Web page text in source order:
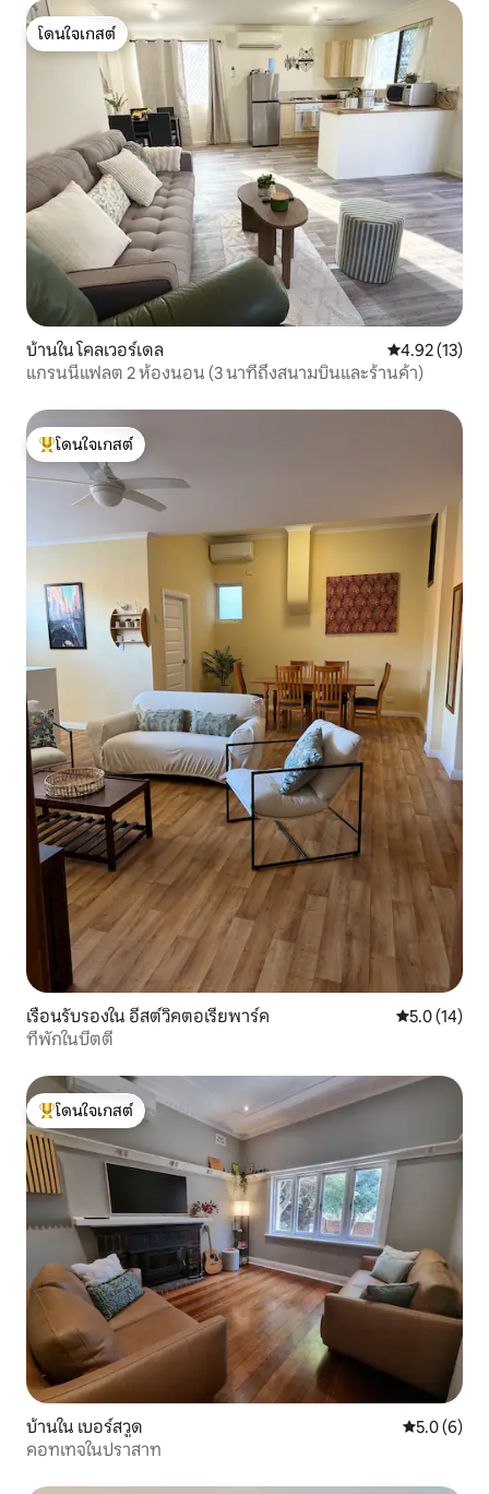
โดนใจเกสต์
โดนใจเกสต์
บ้านใน โคลเวอร์เดล คะแนนเฉลี่ย
4.92 (13)
แกรนนี่แฟลต 2 ห้องนอน (3 นาทีถึงสนามบินและร้านค้า)
โดนใจเกสต์ที่สุด
โดนใจเกสต์
เรือนรับรองใน อีสต์วิคตอเรียพาร์ค คะแนนเฉลี่ย
5.0 (14)
ที่พักในบีตตี
โดนใจเกสต์ที่สุด
โดนใจเกสต์
บ้านใน เบอร์สวูด คะแนนเฉลี่
5.0 (6)
คอทเทจในปราสาท